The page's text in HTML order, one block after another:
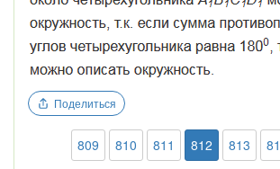
Поделиться
809 810 811 812 813